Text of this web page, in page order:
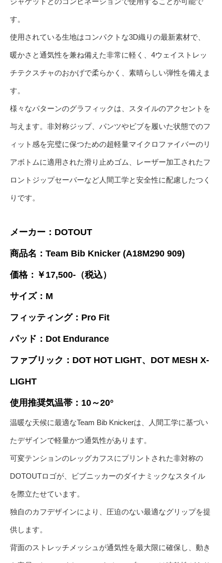
す。
使用されている生地はコンパクトな3D織りの最新素材で、
暖かさと通気性を兼ね備えた非常に軽く、4ウェイストレッ
チテクスチャのおかげで柔らかく、素晴らしい弾性を備えま
す。
様々なパターンのグラフィックは、スタイルのアクセントを
与えます。非対称ジップ、パンツやビブを履いた状態でのフ
ィット感を完璧に保つための超軽量マイクロファイバーのリ
アボトムに適用された滑り止めゴム、レーザー加工されたフ
ロントジップセーバーなど人間工学と安全性に配慮したつく
りです。
メーカー：DOTOUT
商品名：Team Bib Knicker (A18M290 909)
価格：￥17,500-（税込）
サイズ：M
フィッティング：Pro Fit
パッド：Dot Endurance
ファブリック：DOT HOT LIGHT、DOT MESH X-
LIGHT
使用推奨気温帯：10～20°
温暖な天候に最適なTeam Bib Knickerは、人間工学に基づい
たデザインで軽量かつ通気性があります。
可変テンションのレッグカフスにプリントされた非対称の
DOTOUTロゴが、ビブニッカーのダイナミックなスタイル
を際立たせています。
独自のカフデザインにより、圧迫のない最適なグリップを提
供します。
背面のストレッチメッシュが通気性を最大限に確保し、動き